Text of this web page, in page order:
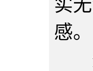
实
感。
外